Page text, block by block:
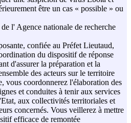
être un cas « possible » ou
l' Agence nationale de recherche
confiée au Préfet Lieutaud,
du dispositif de réponse
d'assurer la préparation et la
des acteurs sur le territoire
vous coordonnerez l'élaboration des
et conduites à tenir aux services
aux collectivités territoriales et
concernés. Vous veillerez à mettre
efficace de remontée